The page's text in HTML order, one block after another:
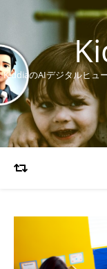
KiddiaのAIデジタルヒュ